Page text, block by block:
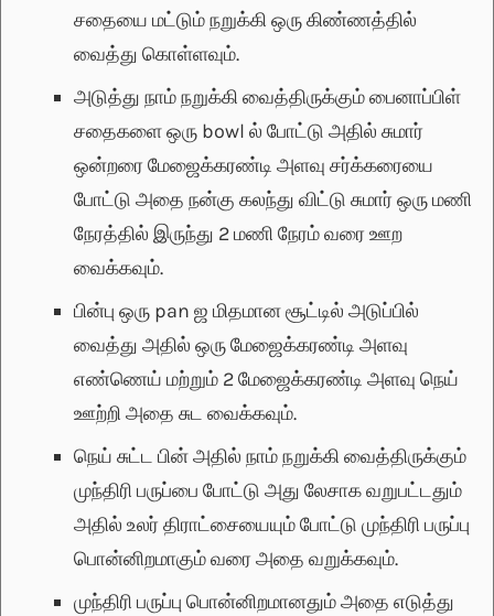
சதையை மட்டும் நறுக்கி ஒரு கிண்ணத்தில்
வைத்து கொள்ளவும்.
அடுத்து நாம் நறுக்கி வைத்திருக்கும் பைனாப்பிள்
சதைகளை ஒரு bowl ல் போட்டு அதில் சுமார்
ஒன்றரை மேஜைக்கரண்டி அளவு சர்க்கரையை
போட்டு அதை நன்கு கலந்து விட்டு சுமார் ஒரு மணி
நேரத்தில் இருந்து 2 மணி நேரம் வரை ஊற
வைக்கவும்.
பின்பு ஒரு pan ஜ மிதமான சூட்டில் அடுப்பில்
வைத்து அதில் ஒரு மேஜைக்கரண்டி அளவு
எண்ணெய் மற்றும் 2 மேஜைக்கரண்டி அளவு நெய்
ஊற்றி அதை சுட வைக்கவும்.
நெய் சுட்ட பின் அதில் நாம் நறுக்கி வைத்திருக்கும்
முந்திரி பருப்பை போட்டு அது லேசாக வறுபட்டதும்
அதில் உலர் திராட்சையையும் போட்டு முந்திரி பருப்பு
பொன்னிறமாகும் வரை அதை வறுக்கவும்.
முந்திரி பருப்பு பொன்னிறமானதும் அதை எடுத்து